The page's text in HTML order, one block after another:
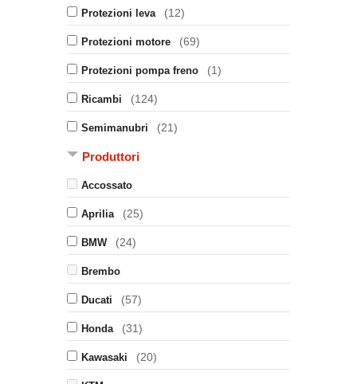
Protezioni leva (12)
Protezioni motore (69)
Protezioni pompa freno (1)
Ricambi (124)
Semimanubri (21)
Produttori
Accossato
Aprilia (25)
BMW (24)
Brembo
Ducati (57)
Honda (31)
Kawasaki (20)